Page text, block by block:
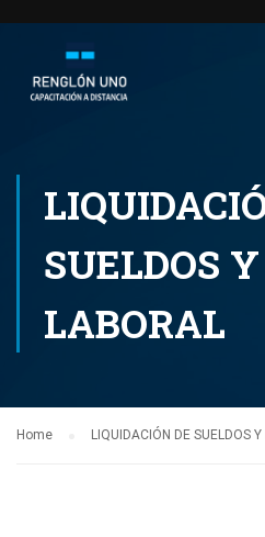
SUELDOS
LABORAL
Home LIQUIDACIÓN DE SUELDOS